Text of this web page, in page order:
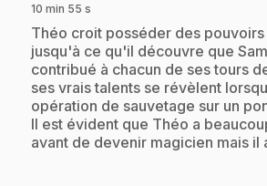
10 min 55 s
.Théo croit posséder des
jusqu'à ce qu'il découvre que
contribué à chacun de ses tours
ses vrais talents se révèlent
opération de sauvetage sur un
Il est évident que Théo a
avant de devenir magicien mais il